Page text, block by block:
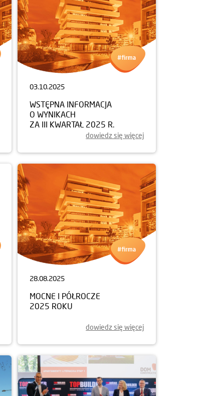
03.10.2025
WSTĘPNA INFORMACJA
O WYNIKACH
ZA III KWARTAŁ 2025 R.
dowiedz się więcej
28.08.2025
MOCNE I PÓŁROCZE
2025 ROKU
dowiedz się więcej